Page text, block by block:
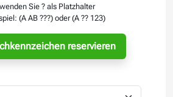
Sie ? als Platzhalter
(A AB ???) oder (A ?? 123)
reservieren